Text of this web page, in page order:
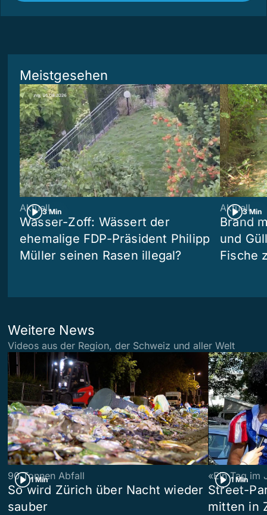
Meistgesehen
3 Min
Aktuell
Wasser-Zoff: Wässert der
ehemalige FDP-Präsident Philipp
Müller seinen Rasen illegal?
3 Min
Aktuell
Brand
und
Fische
Weitere News
Videos aus der Region, der Schweiz und aller Welt
1 Min
90 Tonnen Abfall
So wird Zürich über Nacht wieder
sauber
1 Min
«Ein Tag im
Street-
mitten in